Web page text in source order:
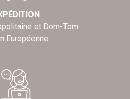
et Dom-Tom
Européenne